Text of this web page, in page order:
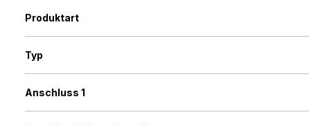
Produktart
Typ
Anschluss 1